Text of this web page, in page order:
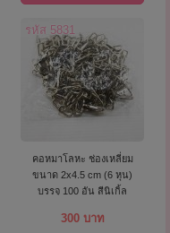
รหัส 5831
คอหมาโลหะ ช่องเหลี่ยม
ขนาด 2x4.5 cm (6 หุน)
บรรจุ 100 อัน สีนิเกิ้ล
300 บาท